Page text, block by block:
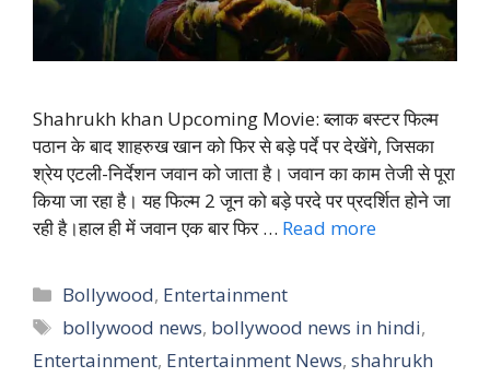
Shahrukh khan Upcoming Movie: ब्लाक बस्टर फिल्म
पठान के बाद शाहरुख खान को फिर से बड़े पर्दे पर देखेंगे, जिसका
श्रेय एटली-निर्देशन जवान को जाता है। जवान का काम तेजी से पूरा
किया जा रहा है। यह फिल्म 2 जून को बड़े परदे पर प्रदर्शित होने जा
रही है।हाल ही में जवान एक बार फिर … Read more
Categories
Bollywood, Entertainment
Tags
bollywood news, bollywood news in hindi,
Entertainment, Entertainment News, shahrukh